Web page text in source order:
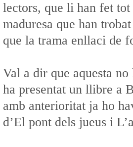
lectors, que li han fet
maduresa que han
que la trama enllaci de
Val a dir que aquesta
ha presentat un llibre a
amb anterioritat ja ho
d’El pont dels jueus i